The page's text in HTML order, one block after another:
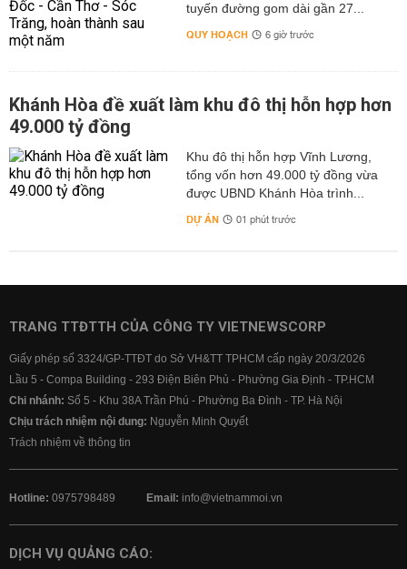
tuyến đường gom dài gần 27...
QUY HOẠCH 6 giờ trước
Khánh Hòa đề xuất làm khu đô thị hỗn hợp hơn
49.000 tỷ đồng
Khu đô thị hỗn hợp Vĩnh Lương,
tổng vốn hơn 49.000 tỷ đồng vừa
được UBND Khánh Hòa trình...
DỰ ÁN 01 phút trước
TRANG TTĐTTH CỦA CÔNG TY VIETNEWSCORP
Giấy phép số 3324/GP-TTĐT do Sở VH&TT TPHCM cấp ngày 20/3/2026
Lầu 5 - Compa Building - 293 Điện Biên Phủ - Phường Gia Định - TP.HCM
Chi nhánh: Số 5 - Khu 38A Trần Phú - Phường Ba Đình - TP. Hà Nội
Chịu trách nhiệm nội dung: Nguyễn Minh Quyết
Trách nhiệm về thông tin
Hotline: 0975798489 Email: info@vietnammoi.vn
DỊCH VỤ QUẢNG CÁO: